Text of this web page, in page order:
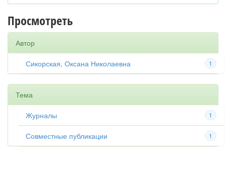
Просмотреть
Автор
1
Сикорская, Оксана Николаевна
Тема
1
Журналы
1
Совместные публикации